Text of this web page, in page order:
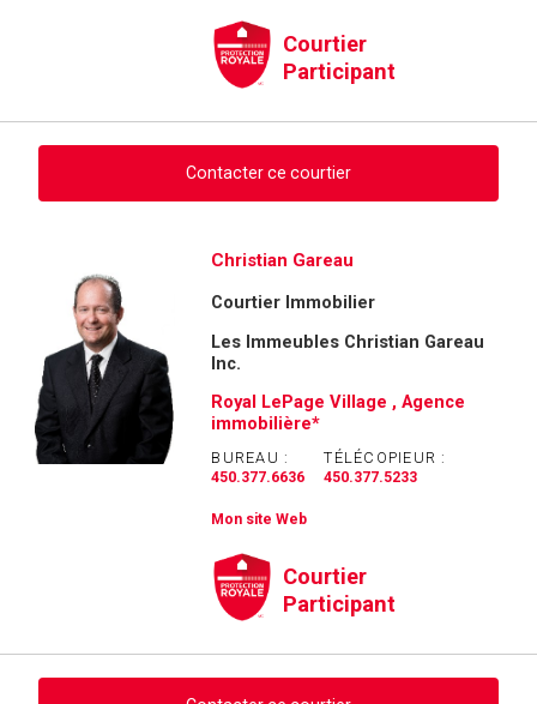
Courtier
Participant
Contacter ce courtier
Demander des infos sur cette inscription
Prénom
Nom
Courriel
Téléphone
(Optionnel)
Christian Gareau
Courtier Immobilier
Les Immeubles Christian Gareau
Inc.
Royal LePage Village , Agence
immobilière*
BUREAU :
450.377.6636
TÉLÉCOPIEUR :
450.377.5233
Mon site Web
Courtier
Participant